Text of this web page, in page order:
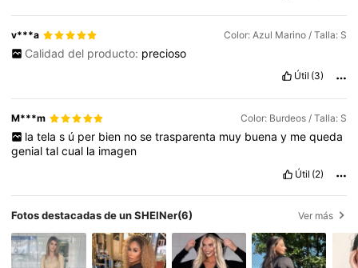
v***a Color: Azul Marino / Talla: S
Calidad del producto: precioso
Útil (3)
M***m Color: Burdeos / Talla: S
la tela s ú per bien no se trasparenta muy buena y me queda
genialtalcual la imagen
Útil (2)
Fotos destacadas de un SHEINer(6) Ver más